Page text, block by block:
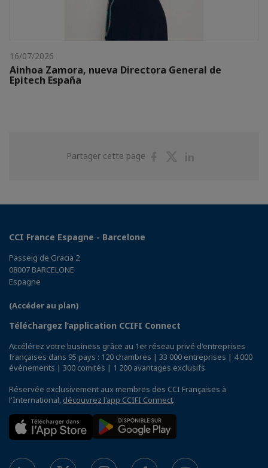
16/07/2026
Ainhoa Zamora, nueva Directora General de
Epitech España
Partager cette page
PartagerPartager
CCI France Espagne - Barcelone
Passeig de Gracia 2
08007 BARCELONE
Espagne
(Accéder au plan)
Téléchargez l’application CCIFI Connect
Accélérez votre business grâce au 1er réseau privé d'entreprises
françaises dans 95 pays : 120 chambres | 33 000 entreprises | 4 000
événements | 300 comités | 1 200 avantages exclusifs
Réservée exclusivement aux membres des CCI Françaises à
l'International, découvrez l'app CCIFI Connect.